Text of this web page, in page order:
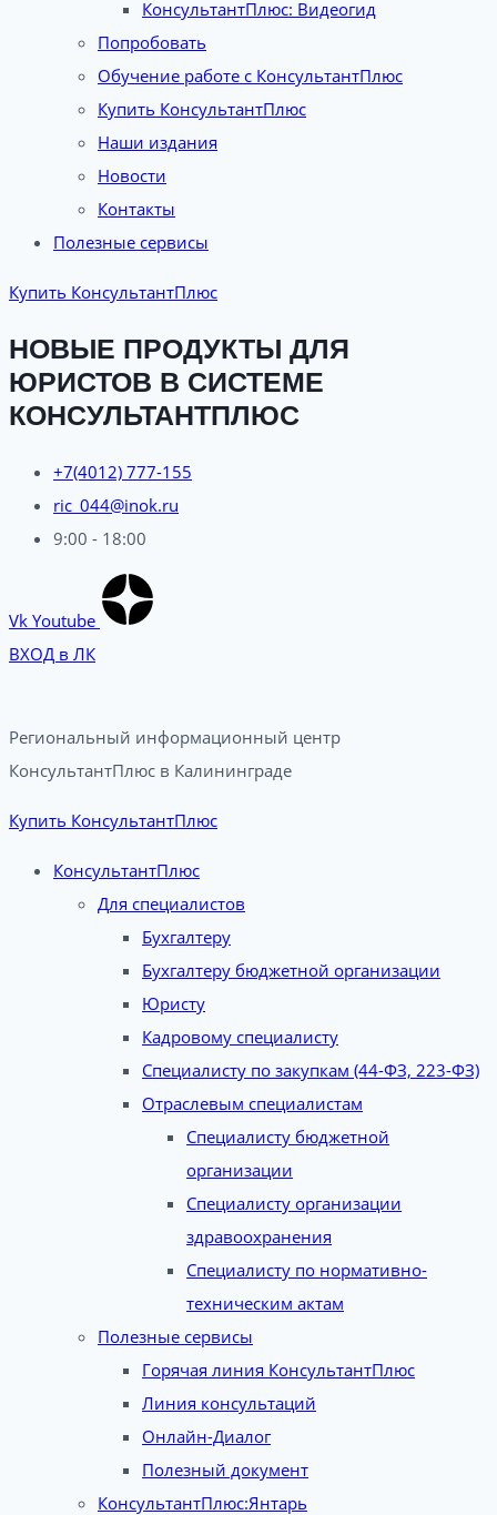
КонсультантПлюс: Видеогид
Попробовать
Обучение работе с КонсультантПлюс
Купить КонсультантПлюс
Наши издания
Новости
Контакты
Полезные сервисы
Купить КонсультантПлюс
НОВЫЕ ПРОДУКТЫ ДЛЯ
ЮРИСТОВ В СИСТЕМЕ
КОНСУЛЬТАНТПЛЮС
+7(4012) 777-155
ric_044@inok.ru
9:00 - 18:00
Vk Youtube
ВХОД в ЛК
Региональный информационный центр
КонсультантПлюс в Калининграде​
Купить КонсультантПлюс
КонсультантПлюс
Для специалистов
Бухгалтеру
Бухгалтеру бюджетной организации
Юристу
Кадровому специалисту
Специалисту по закупкам (44-ФЗ, 223-ФЗ)
Отраслевым специалистам
Специалисту бюджетной
организации
Специалисту организации
здравоохранения
Специалисту по нормативно-
техническим актам
Полезные сервисы
Горячая линия КонсультантПлюс
Линия консультаций
Онлайн-Диалог
Полезный документ
КонсультантПлюс:Янтарь